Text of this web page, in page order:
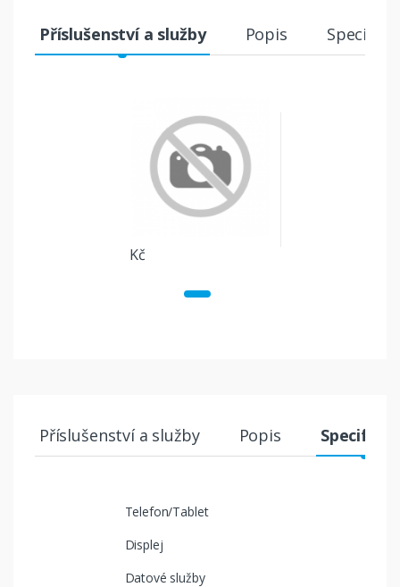
Příslušenství a služby Popis
Kč
Příslušenství a služby Popis
Telefon/Tablet
Displej
Datové služby